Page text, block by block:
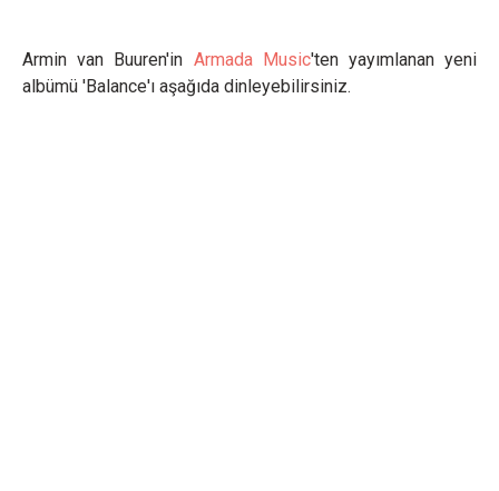
Armin van Buuren'in Armada Music'ten yayımlanan yeni
albümü 'Balance'ı aşağıda dinleyebilirsiniz.